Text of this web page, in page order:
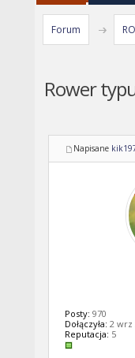
Forum
Rower
Napisane
Posty: 970
Dołączyła: 2 wrz
Reputacja: 5